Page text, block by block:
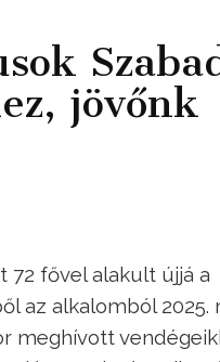
jövőnk
72 fővel alakult újjá a
az alkalomból 2025.
meghívott